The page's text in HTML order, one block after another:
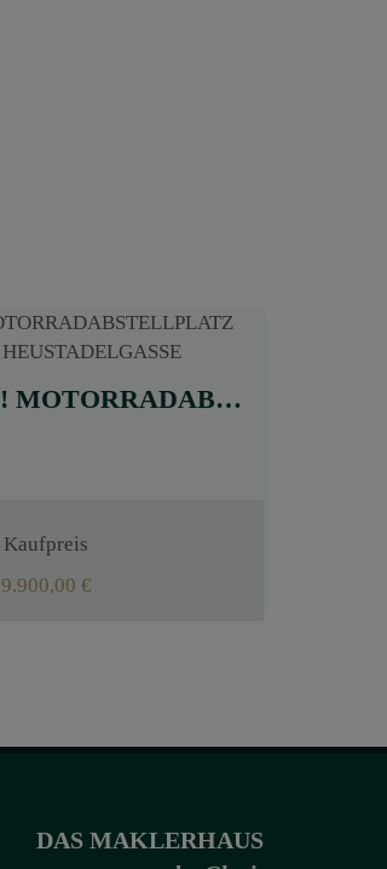
ZU KAUFEN! MOTORRADABSTELLPLATZ (GARAGE) IN DER HEUSTADELGASSE
Kaufpreis
9.900,00 €
DAS MAKLERHAUS